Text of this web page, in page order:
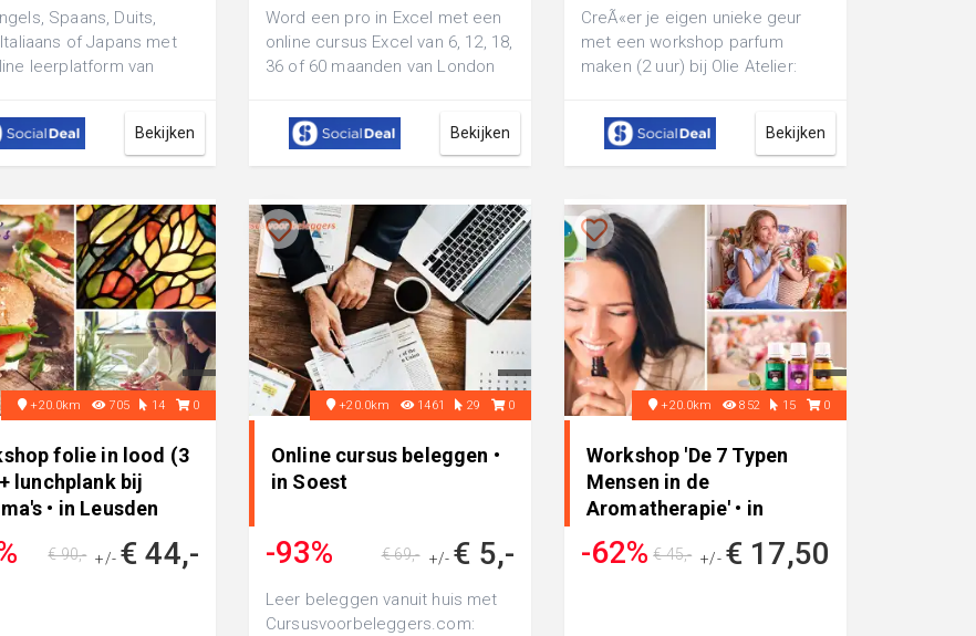
Spaans, Duits,
of Japans met
leerplatform van
Bekijken
Word een pro in Excel met een
online cursus Excel van 6, 12, 18,
36 of 60 maanden van London
Bekijken
CreÃ«er je eigen unieke geur
met een workshop parfum
maken (2 uur) bij Olie Atelier:
persoonlijke ...
Bekijken
+20.0km 705 14 0
folie in lood (3
lunchplank bij
• in Leusden
+/- € 44,-
€ 90,-
+20.0km 1461 29 0
Online cursus beleggen •
in Soest
-93% +/- € 5,-
€ 69,-
Leer beleggen vanuit huis met
Cursusvoorbeleggers.com:
+20.0km 852 15 0
Workshop 'De 7 Typen
Mensen in de
Aromatherapie' • in
Huizen
-62% +/- € 17,50
€ 45,-